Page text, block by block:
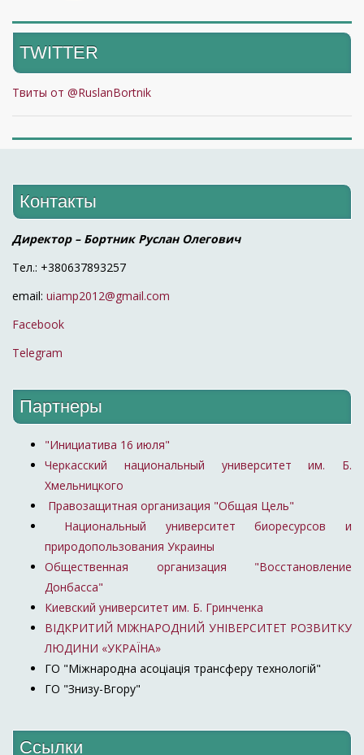
TWITTER
Твиты от @RuslanBortnik
Контакты
Директор – Бортник Руслан Олегович
Тел.: +380637893257
email: uiamp2012@gmail.com
Facebook
Telegram
Партнеры
"Инициатива 16 июля"
Черкасский национальный университет им. Б.
Хмельницкого
Правозащитная организация "Общая Цель"
Национальный университет биоресурсов и
природопользования Украины
Общественная организация "Восстановление
Донбасса"
Киевский университет им. Б. Гринченка
ВІДКРИТИЙ МІЖНАРОДНИЙ УНІВЕРСИТЕТ РОЗВИТКУ
ЛЮДИНИ «УКРАЇНА»
ГО "Міжнародна асоціація трансферу технологій"
ГО "Знизу-Вгору"
Ссылки